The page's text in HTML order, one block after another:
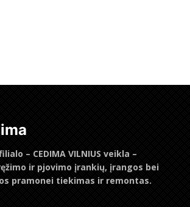
– CEDIMA VILNIUS veikla –
ir pjovimo įrankių, įrangos bei
pramonei tiekimas ir remontas.